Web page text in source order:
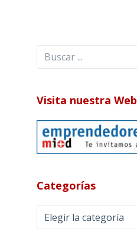
Buscar
Visita nuestra Web
Categorías
Categorías